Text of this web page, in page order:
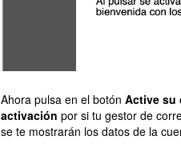
Ahora pulsa en el botón Active su
activación por si tu gestor de
se te mostrarán los datos de la